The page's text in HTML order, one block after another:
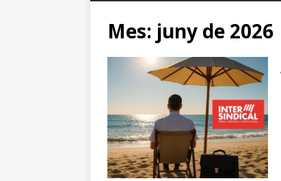
Mes: juny de 2026